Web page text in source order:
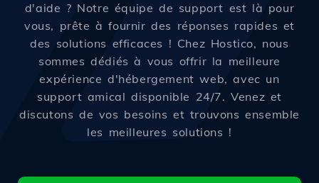
d'aide ? Notre équipe de support est là pour
vous, prête à fournir des réponses rapides et
des solutions efficaces ! Chez Hostico, nous
sommes dédiés à vous offrir la meilleure
expérience d'hébergement web, avec un
support amical disponible 24/7. Venez et
discutons de vos besoins et trouvons ensemble
les meilleures solutions !